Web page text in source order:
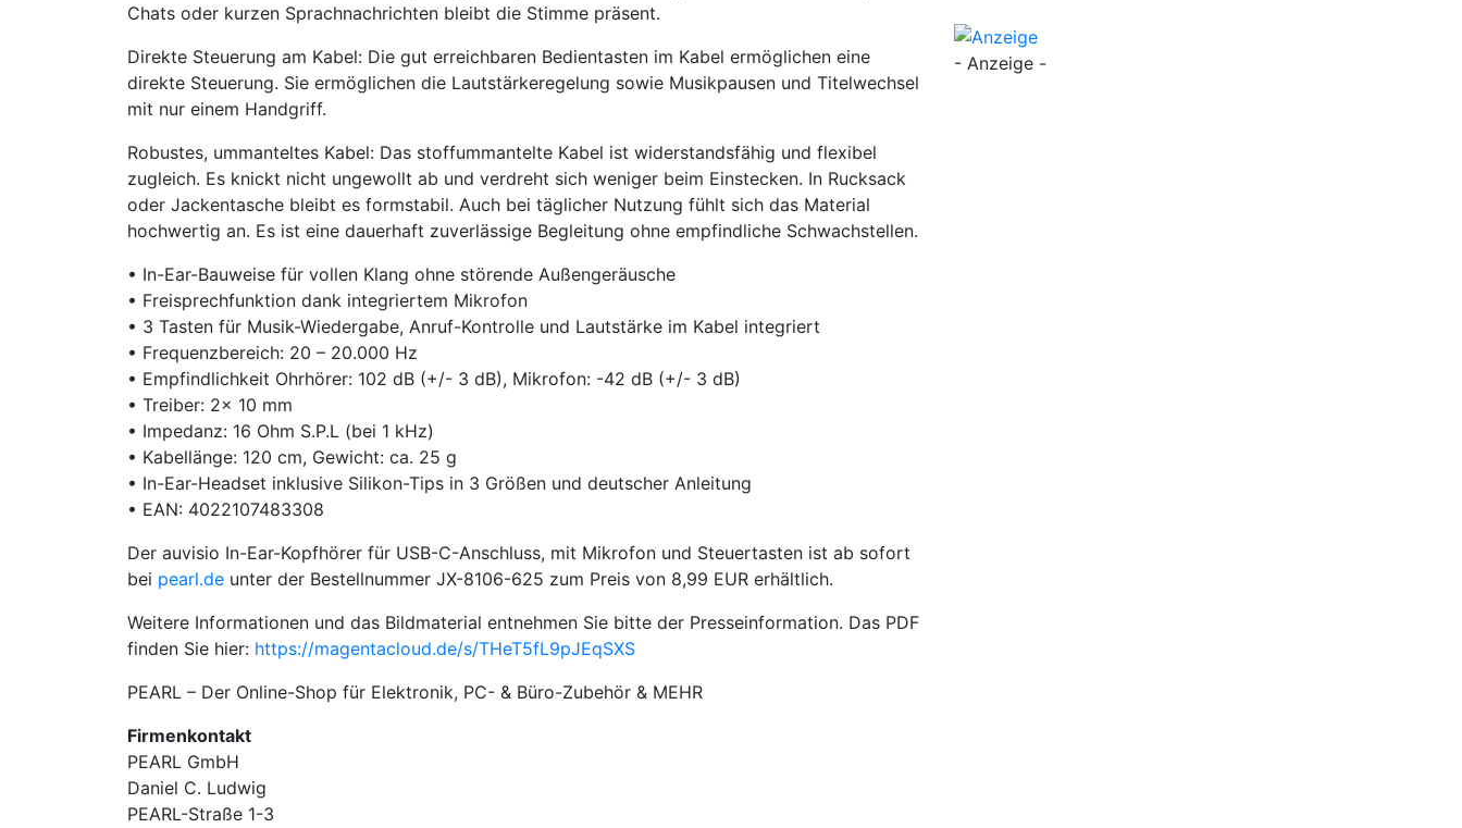
Chats oder kurzen Sprachnachrichten bleibt die Stimme präsent.
Direkte Steuerung am Kabel: Die gut erreichbaren Bedientasten im Kabel ermöglichen eine
direkte Steuerung. Sie ermöglichen die Lautstärkeregelung sowie Musikpausen und Titelwechsel
mit nur einem Handgriff.
Robustes, ummanteltes Kabel: Das stoffummantelte Kabel ist widerstandsfähig und flexibel
zugleich. Es knickt nicht ungewollt ab und verdreht sich weniger beim Einstecken. In Rucksack
oder Jackentasche bleibt es formstabil. Auch bei täglicher Nutzung fühlt sich das Material
hochwertig an. Es ist eine dauerhaft zuverlässige Begleitung ohne empfindliche Schwachstellen.
• In-Ear-Bauweise für vollen Klang ohne störende Außengeräusche
• Freisprechfunktion dank integriertem Mikrofon
• 3 Tasten für Musik-Wiedergabe, Anruf-Kontrolle und Lautstärke im Kabel integriert
• Frequenzbereich: 20 – 20.000 Hz
• Empfindlichkeit Ohrhörer: 102 dB (+/- 3 dB), Mikrofon: -42 dB (+/- 3 dB)
• Treiber: 2x 10 mm
• Impedanz: 16 Ohm S.P.L (bei 1 kHz)
• Kabellänge: 120 cm, Gewicht: ca. 25 g
• In-Ear-Headset inklusive Silikon-Tips in 3 Größen und deutscher Anleitung
• EAN: 4022107483308
Der auvisio In-Ear-Kopfhörer für USB-C-Anschluss, mit Mikrofon und Steuertasten ist ab sofort
bei pearl.de unter der Bestellnummer JX-8106-625 zum Preis von 8,99 EUR erhältlich.
Weitere Informationen und das Bildmaterial entnehmen Sie bitte der Presseinformation. Das PDF
finden Sie hier: https://magentacloud.de/s/THeT5fL9pJEqSXS
PEARL – Der Online-Shop für Elektronik, PC- & Büro-Zubehör & MEHR
Firmenkontakt
PEARL GmbH
Daniel C. Ludwig
PEARL-Straße 1-3
- Anzeige -